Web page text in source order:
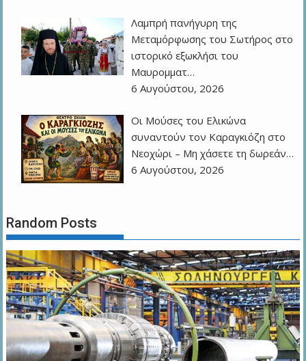
Λαμπρή πανήγυρη της
Μεταμόρφωσης του Σωτήρος στο
ιστορικό εξωκλήσι του
Μαυρομματ…
6 Αυγούστου, 2026
Οι Μούσες του Ελικώνα
συναντούν τον Καραγκιόζη στο
Νεοχώρι – Μη χάσετε τη δωρεάν…
6 Αυγούστου, 2026
Random Posts